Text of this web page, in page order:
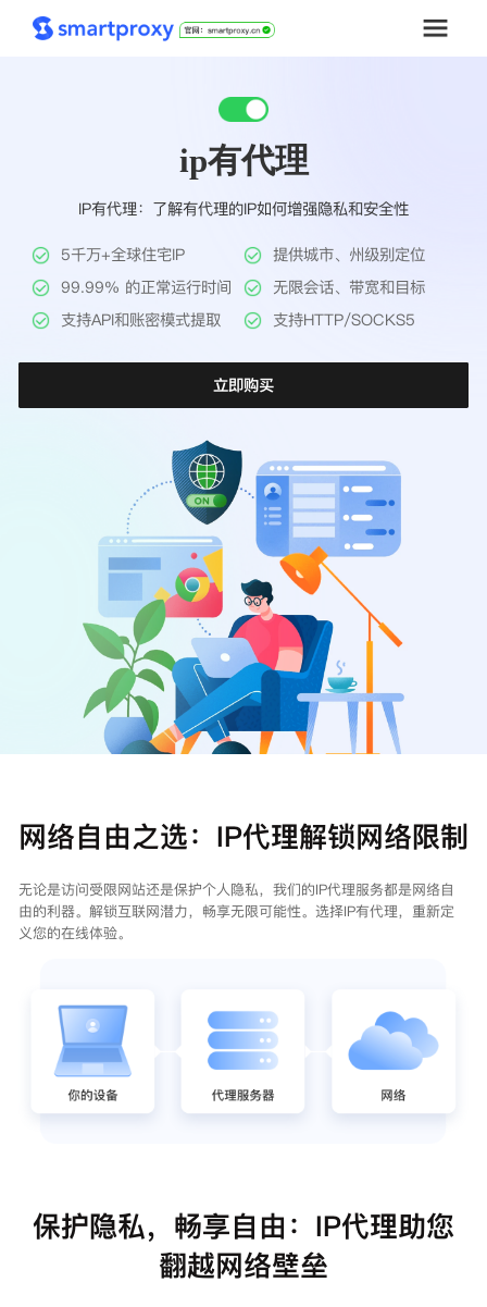
解决方案
工具
帮助中心
ip有代理
IP有代理：了解有代理的IP如何增强隐私和安全性
5千万+全球住宅IP
提供城市、州级别定位
99.99% 的正常运行时间
无限会话、带宽和目标
支持API和账密模式提取
支持HTTP/SOCKS5
立即购买
网络自由之选：IP代理解锁网络限制
无论是访问受限网站还是保护个人隐私，我们的IP代理服务都是网络自
由的利器。解锁互联网潜力，畅享无限可能性。选择IP有代理，重新定
义您的在线体验。
保护隐私，畅享自由：IP代理助您
翻越网络壁垒